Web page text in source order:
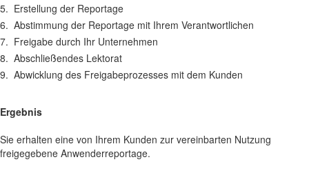
5. Erstellung der Reportage
6. Abstimmung der Reportage mit Ihrem Verantwortlichen
7. Freigabe durch Ihr Unternehmen
8. Abschließendes Lektorat
9. Abwicklung des Freigabeprozesses mit dem Kunden
Ergebnis
Sie erhalten eine von Ihrem Kunden zur vereinbarten Nutzung
freigegebene Anwenderreportage.